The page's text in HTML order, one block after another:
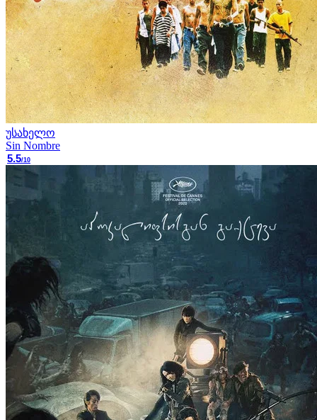
უსახელო
Sin Nombre
5.5/10